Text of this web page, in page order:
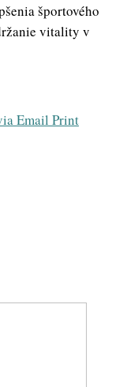
športového
vitality v
Email Print